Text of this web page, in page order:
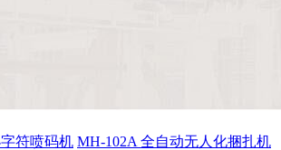
符喷码机 MH-102A 全自动无人化捆扎机